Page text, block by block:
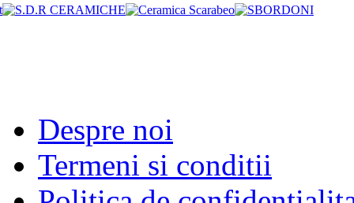
Despre noi
Termeni si conditii